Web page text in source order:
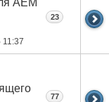
AEM
11:37
23
77